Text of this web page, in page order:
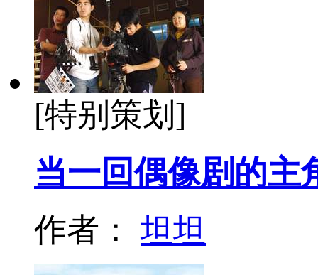
[特别策划]
当一回偶像剧的主
作者： 坦坦